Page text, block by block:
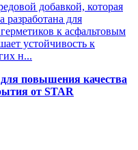
добавкой, которая
разработана для
к асфальтовым
устойчивость к
н...
повышения качества
от STAR